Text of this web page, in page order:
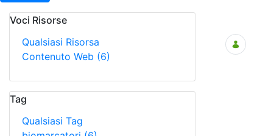
Voci Risorse
Qualsiasi Risorsa
Contenuto Web (6)
Tag
Qualsiasi Tag
Ricerca